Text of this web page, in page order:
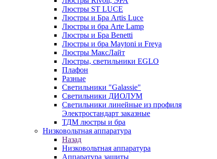
Люстры ST LUCE
Люстры и Бра Artis Luce
Люстры и бра Arte Lamp
Люстры и Бра Benetti
Люстры и бра Maytoni и Freya
Люстры МаксЛайт
Люстры, светильники EGLO
Плафон
Разные
Светильники "Galassie"
Светильники ДИОЛУМ
Светильники линейные из профиля
Электростандарт заказные
ТДМ люстры и бра
Низковольтная аппаратура
Назад
Низковольтная аппаратура
Аппаратура защиты